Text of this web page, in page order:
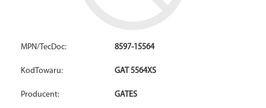
MPN/TecDoc: 8597-15564
KodTowaru: GAT 5564XS
Producent: GATES